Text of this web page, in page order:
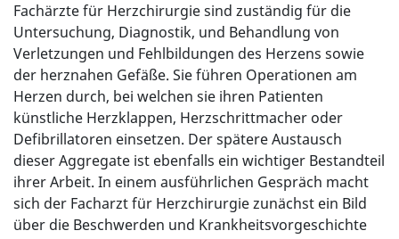
Fachärzte für Herzchirurgie sind zuständig für die
Untersuchung, Diagnostik, und Behandlung von
Verletzungen und Fehlbildungen des Herzens sowie
der herznahen Gefäße. Sie führen Operationen am
Herzen durch, bei welchen sie ihren Patienten
künstliche Herzklappen, Herzschrittmacher oder
Defibrillatoren einsetzen. Der spätere Austausch
dieser Aggregate ist ebenfalls ein wichtiger Bestandteil
ihrer Arbeit. In einem ausführlichen Gespräch macht
sich der Facharzt für Herzchirurgie zunächst ein Bild
über die Beschwerden und Krankheitsvorgeschichte